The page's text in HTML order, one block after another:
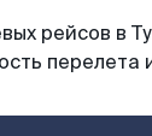
рейсов в
перелета